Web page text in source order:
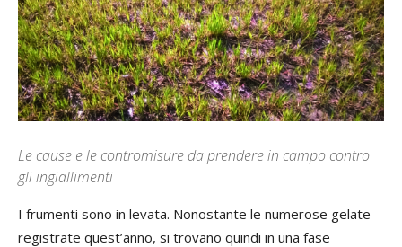
Le cause e le contromisure da prendere in campo contro
gli ingiallimenti
I frumenti sono in levata. Nonostante le numerose gelate
registrate quest’anno, si trovano quindi in una fase